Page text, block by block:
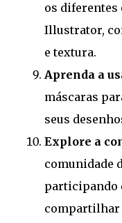
os
Illustrator,
e textura.
Aprenda a
máscaras
seus
Explore a
comunidade
participando
compartilhar